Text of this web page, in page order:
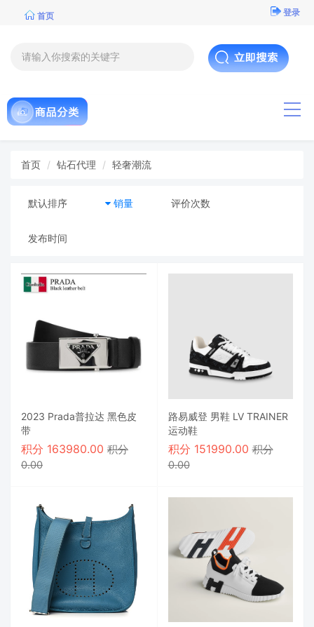
首页 登录
首页 钻石代理 轻奢潮流
默认排序 销量 评价次数
发布时间
2023 Prada普拉达 黑色皮
带
积分 163980.00 积分
0.00
路易威登 男鞋 LV TRAINER
运动鞋
积分 151990.00积分
0.00